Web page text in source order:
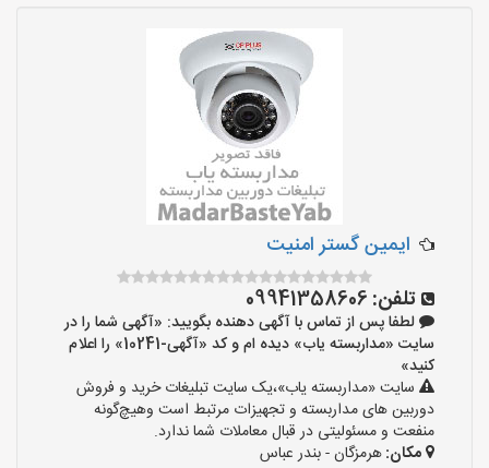
ایمین گستر امنیت
تلفن: 09941358606
لطفا پس از تماس با آگهی دهنده بگویید: «آگهی شما را در
سایت «مداربسته یاب» دیده ام و کد «آگهی-10241» را اعلام
کنید»
سایت «مداربسته یاب»،یک سایت تبلیغات خرید و فروش
دوربین های مداربسته و تجهیزات مرتبط است وهیچ‌گونه
منفعت و مسئولیتی در قبال معاملات شما ندارد.
مکان:هرمزگان - بندر عباس